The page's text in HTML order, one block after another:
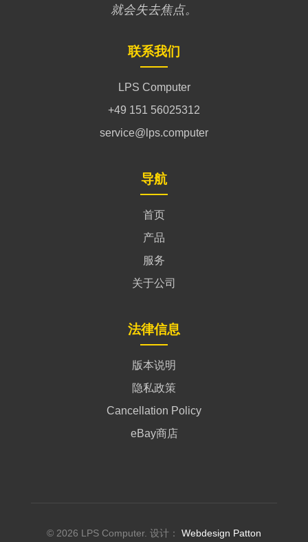
就会失去焦点。
联系我们
LPS Computer
+49 151 56025312
service@lps.computer
导航
首页
产品
服务
关于公司
法律信息
版本说明
隐私政策
Cancellation Policy
eBay商店
© 2026 LPS Computer. 设计： Webdesign Patton